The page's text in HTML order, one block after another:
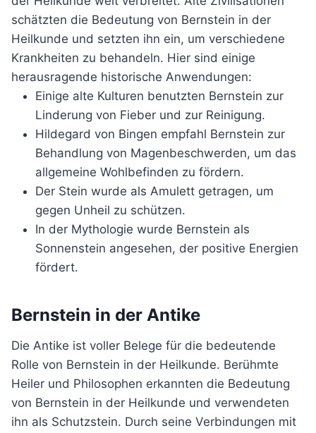
schätzten die Bedeutung von Bernstein in der
Heilkunde und setzten ihn ein, um verschiedene
Krankheiten zu behandeln. Hier sind einige
herausragende historische Anwendungen:
Einige alte Kulturen benutzten Bernstein zur
Linderung von Fieber und zur Reinigung.
Hildegard von Bingen empfahl Bernstein zur
Behandlung von Magenbeschwerden, um das
allgemeine Wohlbefinden zu fördern.
Der Stein wurde als Amulett getragen, um
gegen Unheil zu schützen.
In der Mythologie wurde Bernstein als
Sonnenstein angesehen, der positive Energien
fördert.
Bernstein in der Antike
Die Antike ist voller Belege für die bedeutende
Rolle von Bernstein in der Heilkunde. Berühmte
Heiler und Philosophen erkannten die Bedeutung
von Bernstein in der Heilkunde und verwendeten
ihn als Schutzstein. Durch seine Verbindungen mit